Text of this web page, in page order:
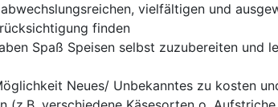
vielfältigen und
finden
Spaß Speisen selbst zuzubereiten und
Neues/ Unbekanntes zu kosten